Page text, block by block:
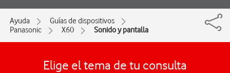
Ayuda
Guías de dispositivos
Panasonic
X60 Sonido y pantalla
Elige el tema de tu consulta